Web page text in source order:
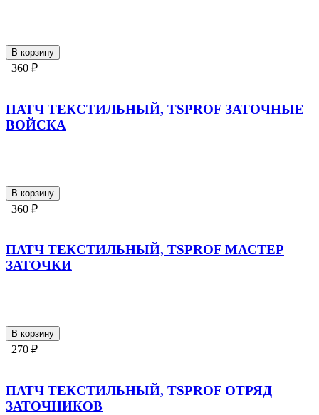
В корзину
360 ₽
ПАТЧ ТЕКСТИЛЬНЫЙ, TSPROF ЗАТОЧНЫЕ
ВОЙСКА
В корзину
360 ₽
ПАТЧ ТЕКСТИЛЬНЫЙ, TSPROF МАСТЕР
ЗАТОЧКИ
В корзину
270 ₽
ПАТЧ ТЕКСТИЛЬНЫЙ, TSPROF ОТРЯД
ЗАТОЧНИКОВ